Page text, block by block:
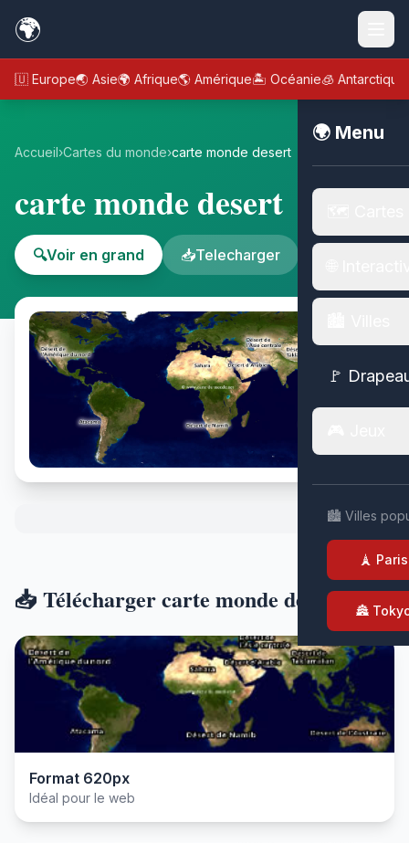
🌍
🇪🇺 Europe🌏 Asie🌍 Afrique🌎 Amérique🏝️ Océanie🧊 Antarctique
🌍 Menu
🚩
🏙️ Villes
🗼 Paris
🏯
Accueil›Cartes du monde›carte monde desert
carte monde desert
🔍Voir en grand 📥Telecharger
📥 Télécharger carte monde desert
Format 620px
Idéal pour le web